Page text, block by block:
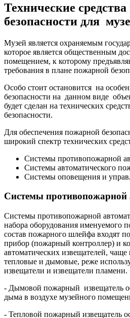
Технические
безопасности для
Музей является охраняемым
которое является общественным
помещением, к которому
требования в плане пожарной
Особо стоит остановится на
безопасности на данном виде
будет сделан на технических
безопасности.
Для обеспечения пожарной
широкий спектр технических
Системы противопожарной
Системы автоматического
Системы оповещения и
Системы противопожарной
Системы противопожарной
набора оборудования
состав пожарного шлейфа входят
прибор (пожарный контроллер) и
автоматических извещателей, чаще
тепловые и дымовые, реже
извещатели и извещатели пламени.
- Дымовой пожарный извещатель
дыма в воздухе музейного
- Тепловой пожарный извещатель